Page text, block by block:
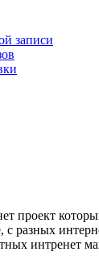
записи
проект
с разных
интренет